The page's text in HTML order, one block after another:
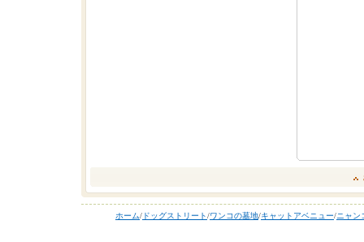
ホーム/ ドッグストリート/ワンコの墓地/キャットアベニュー/ニャン